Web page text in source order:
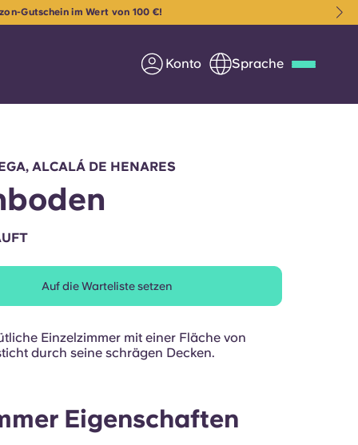
Konto Sprache
Infos für Eltern
Kontakt aufnehmen
. 🚨
ALCALÁ DE HENARES
Auf die Warteliste setzen
Einzelzimmer mit einer Fläche von
durch seine schrägen Decken.
Eigenschaften